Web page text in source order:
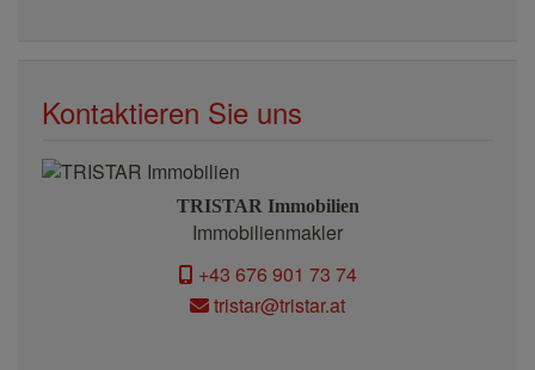
Kontaktieren Sie uns
TRISTAR Immobilien
Immobilienmakler
+43 676 901 73 74
tristar@tristar.at